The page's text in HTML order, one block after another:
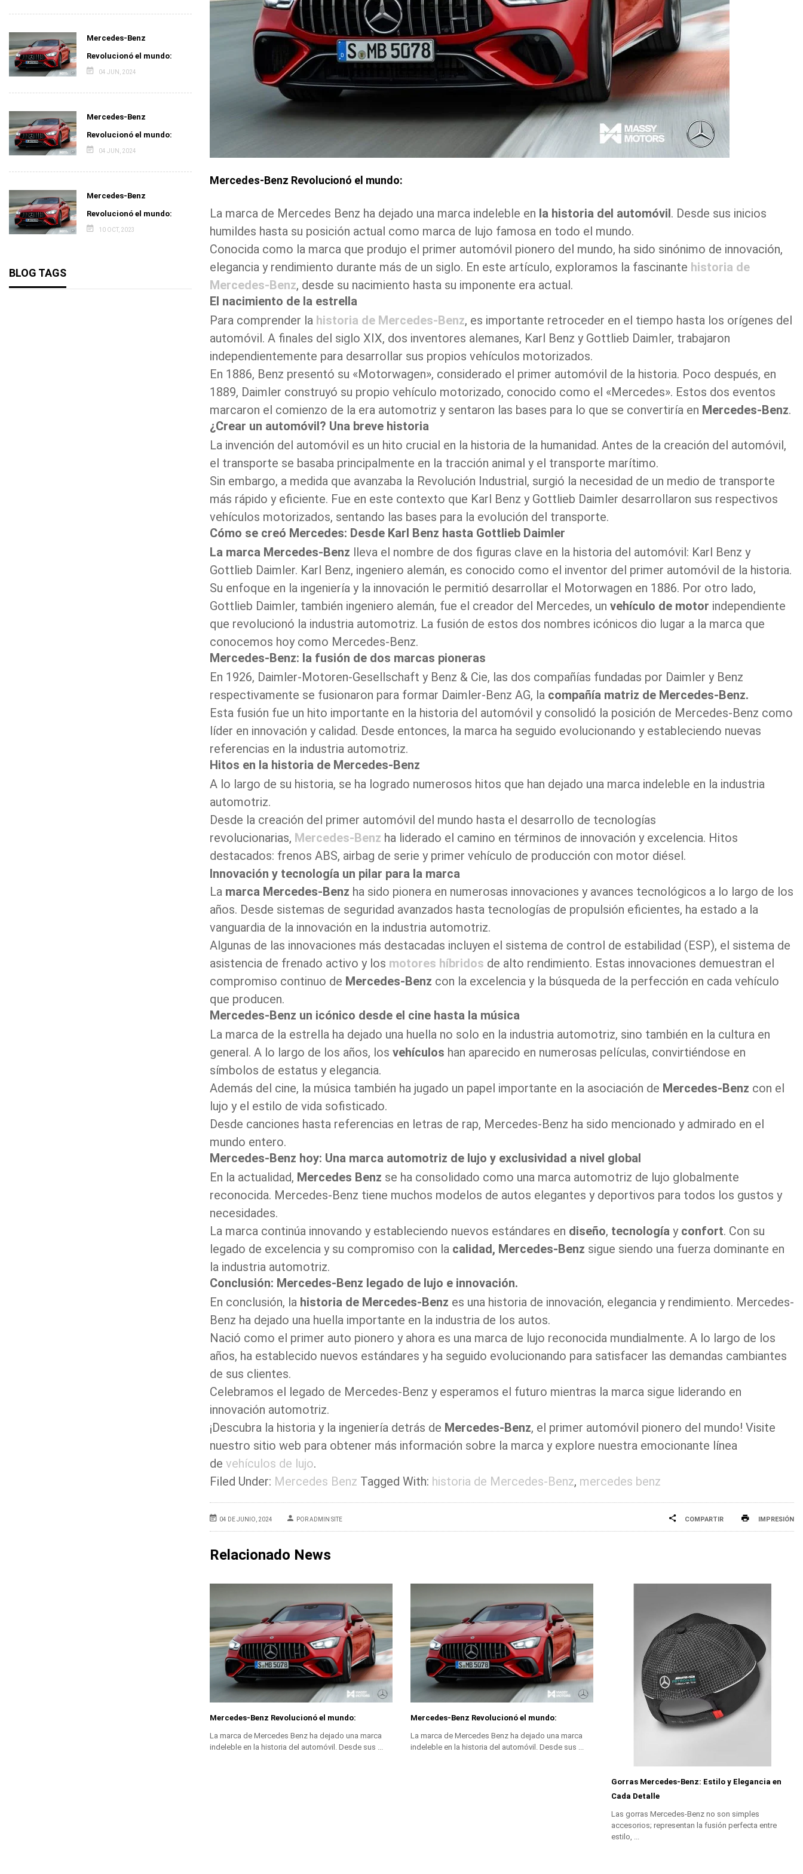
Mercedes-Benz
Revolucionó el mundo:
04 JUN, 2024
Mercedes-Benz
Revolucionó el mundo:
04 JUN, 2024
Mercedes-Benz
Revolucionó el mundo:
10 OCT, 2023
BLOG TAGS
Mercedes-Benz Revolucionó el mundo:
La marca de Mercedes Benz ha dejado una marca indeleble en la historia del automóvil. Desde sus inicios
humildes hasta su posición actual como marca de lujo famosa en todo el mundo.
Conocida como la marca que produjo el primer automóvil pionero del mundo, ha sido sinónimo de innovación,
elegancia y rendimiento durante más de un siglo. En este artículo, exploramos la fascinante historia de
Mercedes-Benz, desde su nacimiento hasta su imponente era actual.
El nacimiento de la estrella
Para comprender la historia de Mercedes-Benz, es importante retroceder en el tiempo hasta los orígenes del
automóvil. A finales del siglo XIX, dos inventores alemanes, Karl Benz y Gottlieb Daimler, trabajaron
independientemente para desarrollar sus propios vehículos motorizados.
En 1886, Benz presentó su «Motorwagen», considerado el primer automóvil de la historia. Poco después, en
1889, Daimler construyó su propio vehículo motorizado, conocido como el «Mercedes». Estos dos eventos
marcaron el comienzo de la era automotriz y sentaron las bases para lo que se convertiría en Mercedes-Benz.
¿Crear un automóvil? Una breve historia
La invención del automóvil es un hito crucial en la historia de la humanidad. Antes de la creación del automóvil,
el transporte se basaba principalmente en la tracción animal y el transporte marítimo.
Sin embargo, a medida que avanzaba la Revolución Industrial, surgió la necesidad de un medio de transporte
más rápido y eficiente. Fue en este contexto que Karl Benz y Gottlieb Daimler desarrollaron sus respectivos
vehículos motorizados, sentando las bases para la evolución del transporte.
Cómo se creó Mercedes: Desde Karl Benz hasta Gottlieb Daimler
La marca Mercedes-Benz lleva el nombre de dos figuras clave en la historia del automóvil: Karl Benz y
Gottlieb Daimler. Karl Benz, ingeniero alemán, es conocido como el inventor del primer automóvil de la historia.
Su enfoque en la ingeniería y la innovación le permitió desarrollar el Motorwagen en 1886. Por otro lado,
Gottlieb Daimler, también ingeniero alemán, fue el creador del Mercedes, un vehículo de motor independiente
que revolucionó la industria automotriz. La fusión de estos dos nombres icónicos dio lugar a la marca que
conocemos hoy como Mercedes-Benz.
Mercedes-Benz: la fusión de dos marcas pioneras
En 1926, Daimler-Motoren-Gesellschaft y Benz & Cie, las dos compañías fundadas por Daimler y Benz
respectivamente se fusionaron para formar Daimler-Benz AG, la compañía matriz de Mercedes-Benz.
Esta fusión fue un hito importante en la historia del automóvil y consolidó la posición de Mercedes-Benz como
líder en innovación y calidad. Desde entonces, la marca ha seguido evolucionando y estableciendo nuevas
referencias en la industria automotriz.
Hitos en la historia de Mercedes-Benz
A lo largo de su historia, se ha logrado numerosos hitos que han dejado una marca indeleble en la industria
automotriz.
Desde la creación del primer automóvil del mundo hasta el desarrollo de tecnologías
revolucionarias, Mercedes-Benz ha liderado el camino en términos de innovación y excelencia. Hitos
destacados: frenos ABS, airbag de serie y primer vehículo de producción con motor diésel.
Innovación y tecnología un pilar para la marca
La marca Mercedes-Benz ha sido pionera en numerosas innovaciones y avances tecnológicos a lo largo de los
años. Desde sistemas de seguridad avanzados hasta tecnologías de propulsión eficientes, ha estado a la
vanguardia de la innovación en la industria automotriz.
Algunas de las innovaciones más destacadas incluyen el sistema de control de estabilidad (ESP), el sistema de
asistencia de frenado activo y los motores híbridos de alto rendimiento. Estas innovaciones demuestran el
compromiso continuo de Mercedes-Benz con la excelencia y la búsqueda de la perfección en cada vehículo
que producen.
Mercedes-Benz un icónico desde el cine hasta la música
La marca de la estrella ha dejado una huella no solo en la industria automotriz, sino también en la cultura en
general. A lo largo de los años, los vehículos han aparecido en numerosas películas, convirtiéndose en
símbolos de estatus y elegancia.
Además del cine, la música también ha jugado un papel importante en la asociación de Mercedes-Benz con el
lujo y el estilo de vida sofisticado.
Desde canciones hasta referencias en letras de rap, Mercedes-Benz ha sido mencionado y admirado en el
mundo entero.
Mercedes-Benz hoy: Una marca automotriz de lujo y exclusividad a nivel global
En la actualidad, Mercedes Benz se ha consolidado como una marca automotriz de lujo globalmente
reconocida. Mercedes-Benz tiene muchos modelos de autos elegantes y deportivos para todos los gustos y
necesidades.
La marca continúa innovando y estableciendo nuevos estándares en diseño, tecnología y confort. Con su
legado de excelencia y su compromiso con la calidad, Mercedes-Benz sigue siendo una fuerza dominante en
la industria automotriz.
Conclusión: Mercedes-Benz legado de lujo e innovación.
En conclusión, la historia de Mercedes-Benz es una historia de innovación, elegancia y rendimiento. Mercedes-
Benz ha dejado una huella importante en la industria de los autos.
Nació como el primer auto pionero y ahora es una marca de lujo reconocida mundialmente. A lo largo de los
años, ha establecido nuevos estándares y ha seguido evolucionando para satisfacer las demandas cambiantes
de sus clientes.
Celebramos el legado de Mercedes-Benz y esperamos el futuro mientras la marca sigue liderando en
innovación automotriz.
¡Descubra la historia y la ingeniería detrás de Mercedes-Benz, el primer automóvil pionero del mundo! Visite
nuestro sitio web para obtener más información sobre la marca y explore nuestra emocionante línea
de vehículos de lujo.
Filed Under: Mercedes Benz Tagged With: historia de Mercedes-Benz, mercedes benz
04 DE JUNIO, 2024 POR ADMIN SITE COMPARTIR IMPRESIÓN
Relacionado News
Mercedes-Benz Revolucionó el mundo:
La marca de Mercedes Benz ha dejado una marca
indeleble en la historia del automóvil. Desde sus ...
Mercedes-Benz Revolucionó el mundo:
La marca de Mercedes Benz ha dejado una marca
indeleble en la historia del automóvil. Desde sus ...
Gorras Mercedes-Benz: Estilo y Elegancia en
Cada Detalle
Las gorras Mercedes-Benz no son simples
accesorios; representan la fusión perfecta entre
estilo, ...